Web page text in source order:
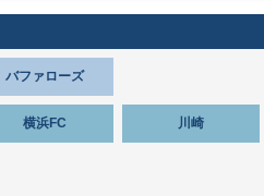
バファローズ
横浜FC 川崎